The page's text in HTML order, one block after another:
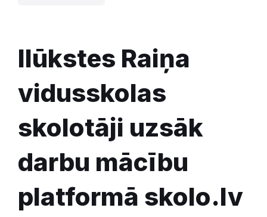
Ilūkstes Raiņa
vidusskolas
skolotāji uzsāk
darbu mācību
platformā skolo.lv